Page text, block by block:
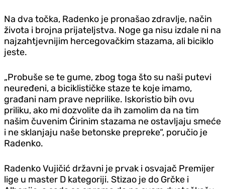
Na dva točka, Radenko je pronašao zdravlje, način
života i brojna prijateljstva. Noge ga nisu izdale ni na
najzahtjevnijim hercegovačkim stazama, ali biciklo
jeste.
„Probuše se te gume, zbog toga što su naši putevi
neuređeni, a biciklističke staze te koje imamo,
građani nam prave neprilike. Iskoristio bih ovu
priliku, ako mi dozvolite da ih zamolim da na tim
našim čuvenim Ćirinim stazama ne ostavljaju smeće
i ne sklanjaju naše betonske prepreke“, poručio je
Radenko.
Radenko Vujičić državni je prvak i osvajač Premijer
lige u master D kategoriji. Stizao je do Grčke i